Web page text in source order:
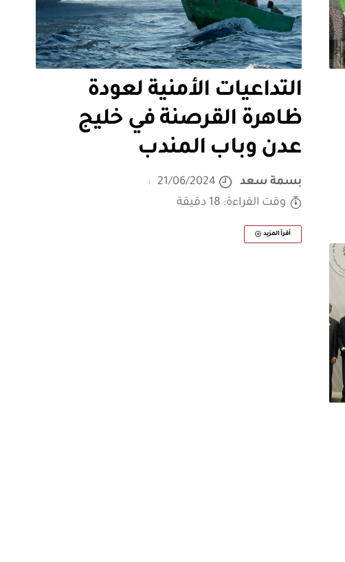
التداعيات الأمنية لعودة
ظاهرة القرصنة في خليج
عدن وباب المندب
بسمة سعد
21/06/2024
وقت القراءة: 18 دقيقة
أقرأ المزيد